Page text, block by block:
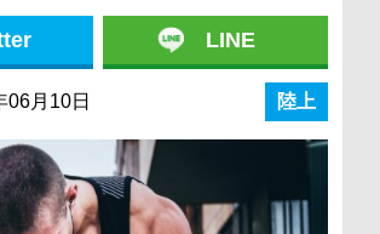
LINE
06月10日 陸上